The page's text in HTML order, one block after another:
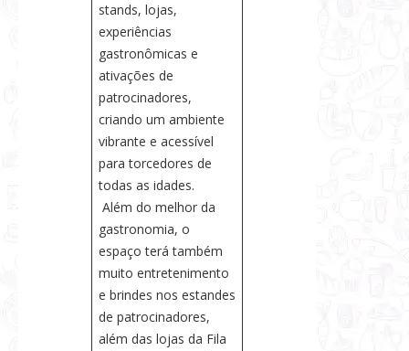
stands, lojas,
experiências
gastronômicas e
ativações de
patrocinadores,
criando um ambiente
vibrante e acessível
para torcedores de
todas as idades.
Além do melhor da
gastronomia, o
espaço terá também
muito entretenimento
e brindes nos estandes
de patrocinadores,
além das lojas da Fila